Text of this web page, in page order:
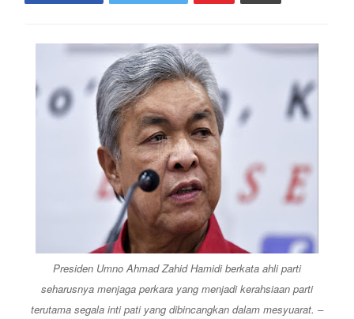
Presiden Umno Ahmad Zahid Hamidi berkata ahli parti
seharusnya menjaga perkara yang menjadi kerahsiaan parti
terutama segala inti pati yang dibincangkan dalam mesyuarat. –